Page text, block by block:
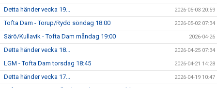
Detta händer vecka 19... 2026-05-03 20:59
Tofta Dam - Torup/Rydö söndag 18:00 2026-05-02 07:34
Särö/Kullavik - Tofta Dam måndag 19:00 2026-04-26
Detta händer vecka 18... 2026-04-25 07:34
LGM - Tofta Dam torsdag 18:45 2026-04-21 14:28
Detta händer vecka 17... 2026-04-19 10:47